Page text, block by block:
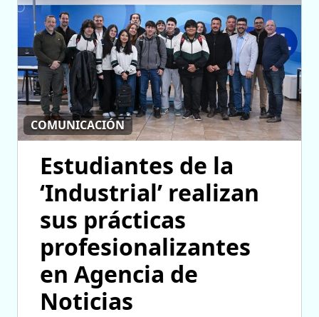
COMUNICACIÓN
Estudiantes de la
‘Industrial’ realizan
sus prácticas
profesionalizantes
en Agencia de
Noticias